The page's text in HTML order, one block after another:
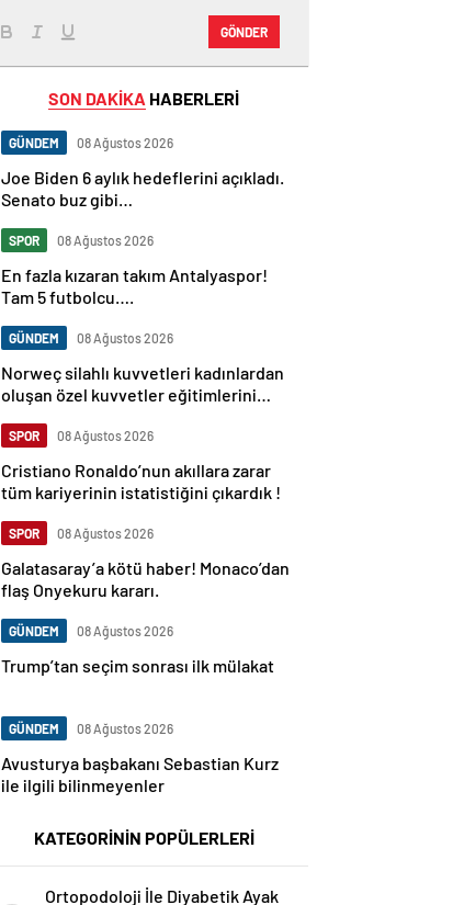
GÖNDER
SON DAKİKA HABERLERİ
GÜNDEM 08 Ağustos 2026
Joe Biden 6 aylık hedeflerini açıkladı.
Senato buz gibi…
SPOR 08 Ağustos 2026
En fazla kızaran takım Antalyaspor!
Tam 5 futbolcu….
GÜNDEM 08 Ağustos 2026
Norweç silahlı kuvvetleri kadınlardan
oluşan özel kuvvetler eğitimlerini
SPOR 08 Ağustos 2026
Cristiano Ronaldo’nun akıllara zarar
tüm kariyerinin istatistiğini çıkardık !
SPOR 08 Ağustos 2026
Galatasaray’a kötü haber! Monaco’dan
flaş Onyekuru kararı.
GÜNDEM 08 Ağustos 2026
Trump’tan seçim sonrası ilk mülakat
GÜNDEM 08 Ağustos 2026
Avusturya başbakanı Sebastian Kurz
ile ilgili bilinmeyenler
KATEGORİNİN POPÜLERLERİ
Ortopodoloji İle Diyabetik Ayak